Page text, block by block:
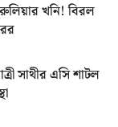
খনি! বিরল
সাথীর এসি শাটল